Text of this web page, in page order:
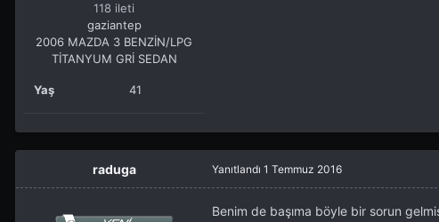
118 ileti
gaziantep
2006 MAZDA 3 BENZİN/LPG
TİTANYUM GRİ SEDAN
Yaş 41
raduga Yanıtlandı 1 Temmuz 2016
Benim de başıma böyle bir sorun